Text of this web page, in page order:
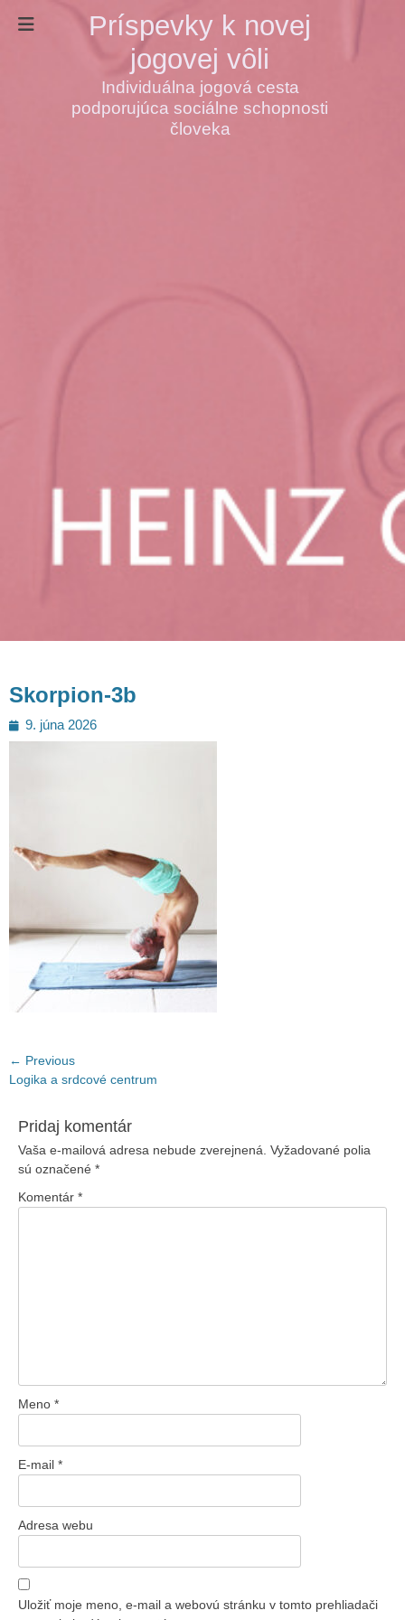
Príspevky k novej
jogovej vôli
Individuálna jogová cesta
podporujúca sociálne schopnosti
človeka
Skorpion-3b
Posted
on
9. júna 2026
Navigácia
v
← Previous
Previous
Logika a srdcové centrum
Pridaj komentár
Vaša e-mailová adresa nebude zverejnená. Vyžadované polia
sú označené *
Komentár *
Meno *
E-mail *
Adresa webu
Uložiť moje meno, e-mail a webovú stránku v tomto prehliadači